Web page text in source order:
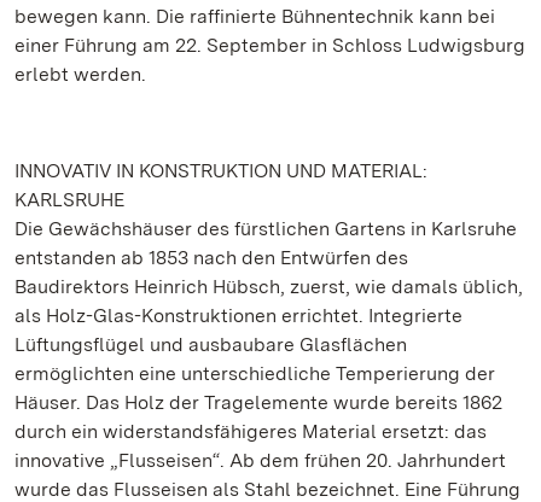
bewegen kann. Die raffinierte Bühnentechnik kann bei
einer Führung am 22. September in Schloss Ludwigsburg
erlebt werden.
INNOVATIV IN KONSTRUKTION UND MATERIAL:
KARLSRUHE
Die Gewächshäuser des fürstlichen Gartens in Karlsruhe
entstanden ab 1853 nach den Entwürfen des
Baudirektors Heinrich Hübsch, zuerst, wie damals üblich,
als Holz-Glas-Konstruktionen errichtet. Integrierte
Lüftungsflügel und ausbaubare Glasflächen
ermöglichten eine unterschiedliche Temperierung der
Häuser. Das Holz der Tragelemente wurde bereits 1862
durch ein widerstandsfähigeres Material ersetzt: das
innovative „Flusseisen“. Ab dem frühen 20. Jahrhundert
wurde das Flusseisen als Stahl bezeichnet. Eine Führung